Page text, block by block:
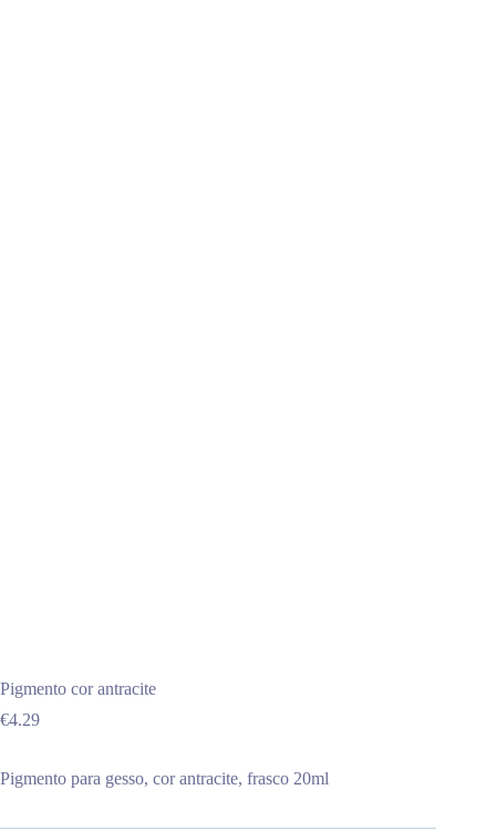
Pigmento cor antracite
€4.29
Pigmento para gesso, cor antracite, frasco 20ml